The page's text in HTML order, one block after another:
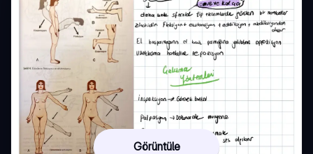
Görüntüle